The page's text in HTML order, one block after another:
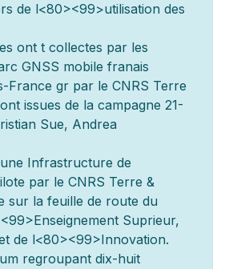
de l<80><99>utilisation des
es ont t collectes par les
GNSS mobile franais
France gr par le CNRS Terre
issues de la campagne 21-
Sue, Andrea
Infrastructure de
e par le CNRS Terre &
sur la feuille de route du
Suprieur,
de l<80><99>Innovation.
regroupant dix-huit